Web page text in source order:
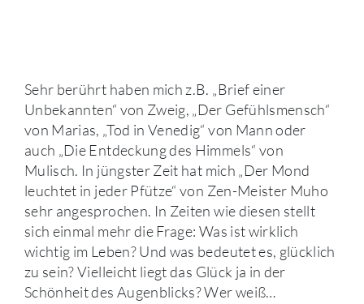
Sehr berührt haben mich z.B. „Brief einer
Unbekannten“ von Zweig, „Der Gefühlsmensch“
von Marias, „Tod in Venedig“ von Mann oder
auch „Die Entdeckung des Himmels“ von
Mulisch. In jüngster Zeit hat mich „Der Mond
leuchtet in jeder Pfütze“ von Zen-Meister Muho
sehr angesprochen. In Zeiten wie diesen stellt
sich einmal mehr die Frage: Was ist wirklich
wichtig im Leben? Und was bedeutet es, glücklich
zu sein? Vielleicht liegt das Glück ja in der
Schönheit des Augenblicks? Wer weiß…